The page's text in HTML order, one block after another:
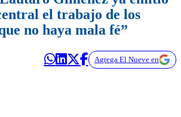
el trabajo de los
no haya mala fé”
Agrega El Nueve en